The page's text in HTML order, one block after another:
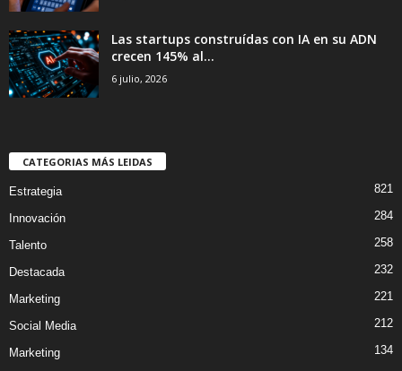
Las startups construídas con IA en su ADN
crecen 145% al...
6 julio, 2026
CATEGORIAS MÁS LEIDAS
Estrategia 821
Innovación 284
Talento 258
Destacada 232
Marketing 221
Social Media 212
Marketing 134